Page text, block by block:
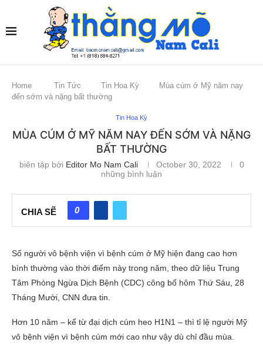
Home Tin Tức Tin Hoa Kỳ
Mùa cúm ở Mỹ năm nay
đến sớm và nặng bất thường
Tin Hoa Kỳ
MÙA CÚM Ở MỸ NĂM NAY ĐẾN SỚM VÀ NẶNG
BẤT THƯỜNG
biên tập bởi Editor Mo Nam Cali October 30, 2022
0
những bình luận
CHIA SẼ 0
Số người vô bệnh viện vì bệnh cúm ở Mỹ hiện đang cao hơn
bình thường vào thời điểm này trong năm, theo dữ liệu Trung
Tâm Phòng Ngừa Dịch Bệnh (CDC) công bố hôm Thứ Sáu, 28
Tháng Mười, CNN đưa tin.
Hơn 10 năm – kể từ đại dịch cúm heo H1N1 – thì tỉ lệ người Mỹ
vô bệnh viện vì bệnh cúm mới cao như vậy dù chỉ đầu mùa.